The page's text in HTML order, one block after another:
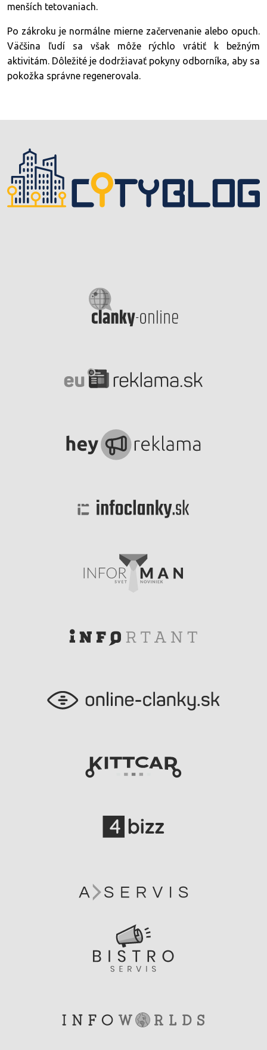
menších tetovaniach.
Po zákroku je normálne mierne začervenanie alebo opuch.
Väčšina ľudí sa však môže rýchlo vrátiť k bežným
aktivitám. Dôležité je dodržiavať pokyny odborníka, aby sa
pokožka správne regenerovala.